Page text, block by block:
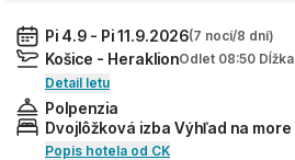
Pi 4.9 - Pi 11.9.2026(7 nocí/8 dní)
Košice - HeraklionOdlet 08:50
Detail letu
Polpenzia
Dvojlôžková izba Výhľad na more
Popis hotela od CK